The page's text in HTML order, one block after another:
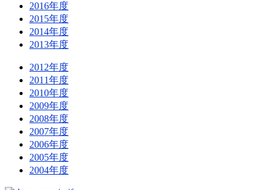
2016年度
2015年度
2014年度
2013年度
2012年度
2011年度
2010年度
2009年度
2008年度
2007年度
2006年度
2005年度
2004年度